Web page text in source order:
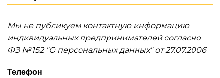
Мы не публикуем контактную информацию
индивидуальных предпринимателей согласно
ФЗ № 152 "О персональных данных" от 27.07.2006
Телефон